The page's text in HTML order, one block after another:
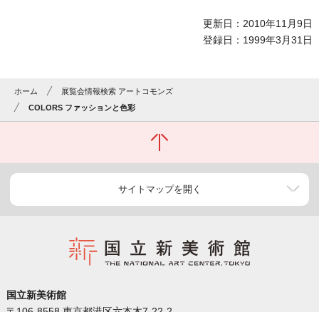
更新日：2010年11月9日
登録日：1999年3月31日
ホーム
展覧会情報検索 アートコモンズ
COLORS ファッションと色彩
サイトマップを開く
国立新美術館